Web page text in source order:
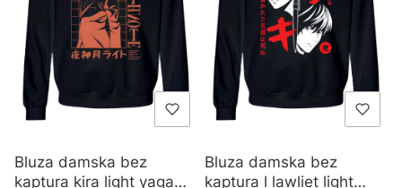
Bluza damska bez
kaptura kira light yagami
Bluza damska bez
kaptura l lawliet light